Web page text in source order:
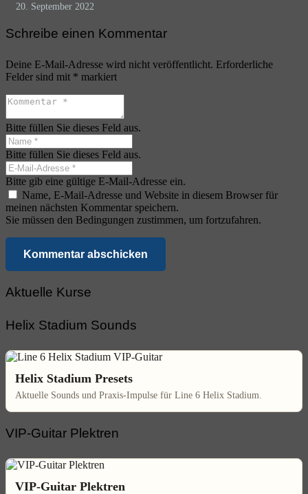
20. September 2022
Schreibe einen Kommentar
Deine E-Mail-Adresse wird nicht veröffentlicht. Erforderliche
Felder sind mit * markiert
Bitte füllen Sie dieses Feld aus.
Bitte füllen Sie dieses Feld aus.
Bitte gib eine gültige E-Mail-Adresse ein.
Name, E-Mail-Adresse und Website in diesem Browser für
meinen nächsten Kommentar speichern.
Sie müssen den Bedingungen zustimmen, um fortzufahren.
Kommentar abschicken
Aktuelle Kurse
Helix Stadium Sounds
Helix Stadium Presets
Aktuelle Sounds und Praxis-Impulse für Line 6 Helix Stadium.
VIP-Guitar Plektren
VIP-Guitar Plektren